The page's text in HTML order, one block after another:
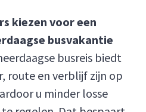
kiezen voor een
busvakantie
busreis biedt
route en verblijf zijn op
u minder losse